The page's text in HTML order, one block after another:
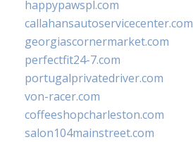
happypawspl.com
callahansautoservicecenter.com
georgiascornermarket.com
perfectfit24-7.com
portugalprivatedriver.com
von-racer.com
coffeeshopcharleston.com
salon104mainstreet.com